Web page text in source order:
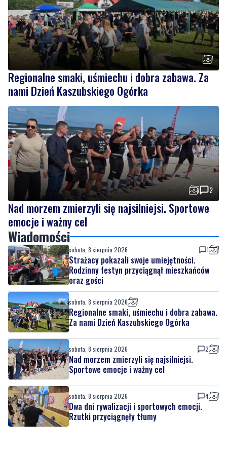
Regionalne smaki, uśmiechu i dobra zabawa. Za
nami Dzień Kaszubskiego Ogórka
2
Nad morzem zmierzyli się najsilniejsi. Sportowe
emocje i ważny cel
Wiadomości
sobota, 8 sierpnia 2026 1
Strażacy pokazali swoje umiejętności.
Rodzinny festyn przyciągnął mieszkańców
oraz gości
sobota, 8 sierpnia 2026
Regionalne smaki, uśmiechu i dobra zabawa.
Za nami Dzień Kaszubskiego Ogórka
sobota, 8 sierpnia 2026 2
Nad morzem zmierzyli się najsilniejsi.
sobota, 8 sierpnia 2026
Dwa dni rywalizacji i sportowych emocji.